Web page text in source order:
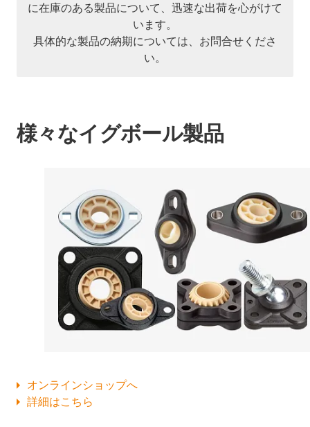
に在庫のある製品について、迅速な出荷を心がけて
います。
具体的な製品の納期については、お問合せくださ
い。
様々なイグボール製品
オンラインショップへ
詳細はこちら